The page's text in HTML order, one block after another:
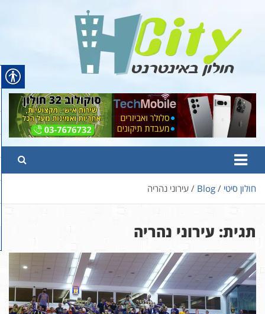
content
Hcity – חולון באינטרנט
פורטל החדשות והמידע של חולון
חולון סיטי Blog עירוני נהריה
תגית: עירוני נהריה